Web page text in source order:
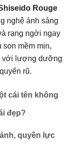
Rouge
nghệ ánh sáng
rạng ngời ngay
mềm mịn,
với lượng dưỡng
rũ.
cái tên không
đẹp?
quyền lực